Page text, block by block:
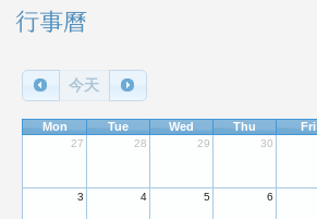
右邊區域內容
行事曆
今天
Mon Tue Wed Thu Fri
27 28 29 30
3 4 5 6